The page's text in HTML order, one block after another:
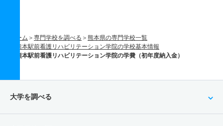
ホーム 専門学校を調べる
熊本県の専門学校一覧
熊本駅前看護リハビリテーション学院の学校基本情報
熊本駅前看護リハビリテーション学院の学費（初年度納入金）
大学を調べる